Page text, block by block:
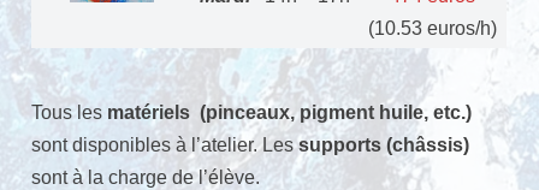
(10.53 euros/h)
Tous les matériels (pinceaux, pigment huile, etc.)
sont disponibles à l’atelier. Lessupports (châssis)
sont à la charge de l’élève.